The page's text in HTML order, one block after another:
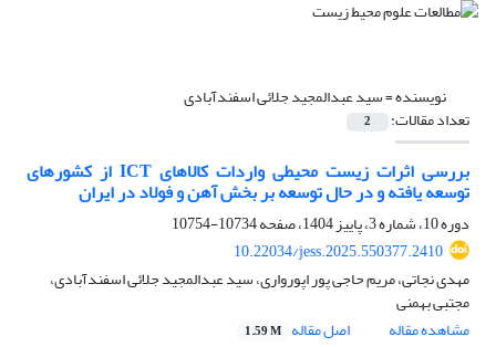
نویسنده =سید عبدالمجید جلائی اسفندآبادی
تعداد مقالات: 2
بررسی اثرات زیست محیطی واردات کالاهای ICT از کشورهای
توسعه یافته و در حال توسعه بر بخش آهن و فولاد در ایران
دوره 10، شماره 3، پاییز 1404، صفحه
10734-10754
10.22034/jess.2025.550377.2410
مهدی نجاتی، مریم حاجی پور اپورواری، سید عبدالمجید جلائی اسفندآبادی،
مجتبی بهمنی
مشاهده مقاله
اصل مقاله 1.59 M